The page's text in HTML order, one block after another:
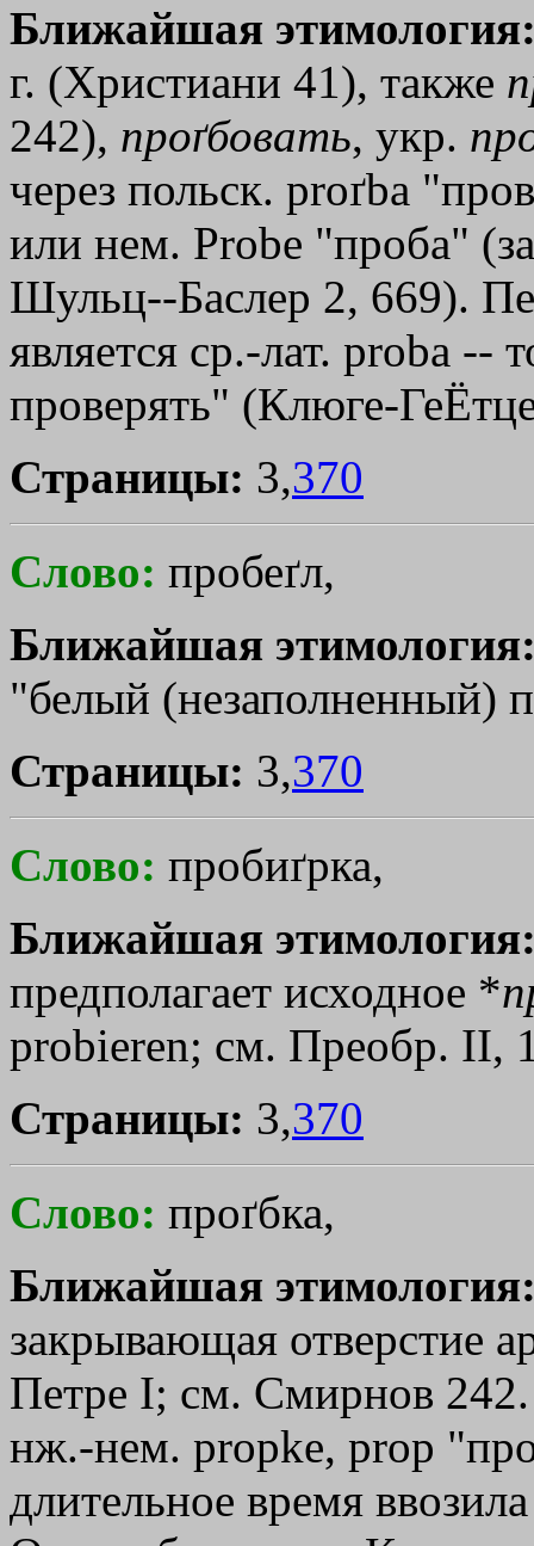
Ближайшая
г. (Христиани 41), также
242), проґбовать, укр.
через польск. proґba
или нем. Рrоbе "проба"
Шульц--Баслер 2, 669).
является ср.-лат. рrоbа --
проверять" (Клюге-
Страницы: 3,370
Слово: пробеґл,
Ближайшая
"белый (незаполненный)
Страницы: 3,370
Слово: пробиґрка,
Ближайшая
предполагает исходное *
probieren; см. Преобр. II,
Страницы: 3,370
Слово: проґбка,
Ближайшая
закрывающая отверстие
Петре I; см. Смирнов
нж.-нем. рrорkе, рrор
длительное время